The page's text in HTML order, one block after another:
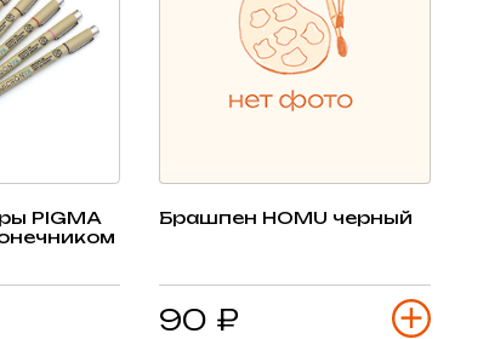
PIGMA
Брашпен HOMU черный
90 ₽